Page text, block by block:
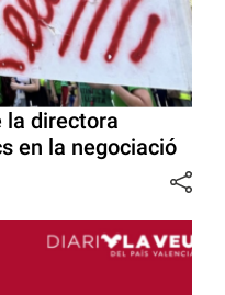
la directora
en la negociació